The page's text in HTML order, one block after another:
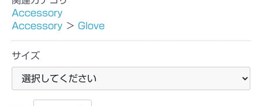
Accessory
Accessory ＞ Glove
サイズ